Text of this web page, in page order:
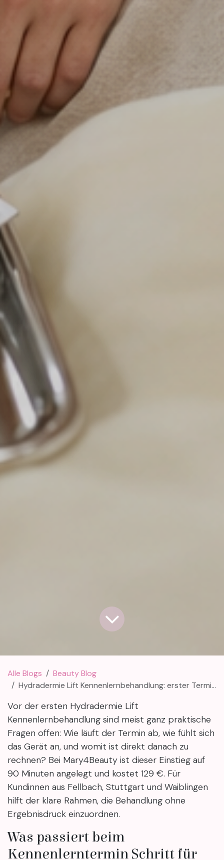
Alle Blogs
Beauty Blog
Hydradermie Lift Kennenlernbehandlung: erster Termin klar erklärt
Vor der ersten Hydradermie Lift
Kennenlernbehandlung sind meist ganz praktische
Fragen offen: Wie läuft der Termin ab, wie fühlt sich
das Gerät an, und womit ist direkt danach zu
rechnen? Bei Mary4Beauty ist dieser Einstieg auf
90 Minuten angelegt und kostet 129 €. Für
Kundinnen aus Fellbach, Stuttgart und Waiblingen
hilft der klare Rahmen, die Behandlung ohne
Ergebnisdruck einzuordnen.
Was passiert beim
Kennenlerntermin Schritt für